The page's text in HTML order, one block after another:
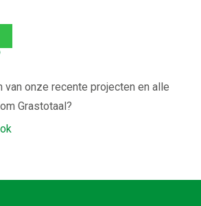
van onze recente projecten en alle
Grastotaal?